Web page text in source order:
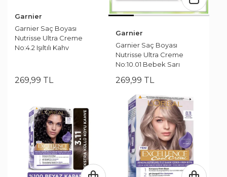
Garnier
Garnier Saç Boyası
Nutrisse Ultra Creme
No:4.2 Işıltılı Kahv
269,99 TL
Garnier
Garnier Saç Boyası
Nutrisse Ultra Creme
No:10.01 Bebek Sarı
269,99 TL